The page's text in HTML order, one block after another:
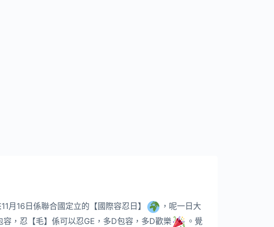
月16日係聯合國定立的【國際容忍日】
，呢一日大
，忍【毛】係可以忍GE，多D包容，多D歡樂
。覺